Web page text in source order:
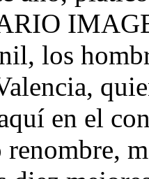
los
en el